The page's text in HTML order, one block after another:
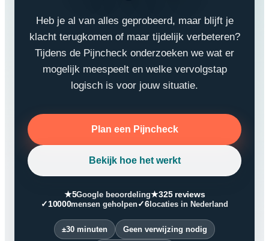
Heb je al van alles geprobeerd, maar blijft je
klacht terugkomen of maar tijdelijk verbeteren?
Tijdens de Pijncheck onderzoeken we wat er
mogelijk meespeelt en welke vervolgstap
logisch is voor jouw situatie.
Plan een Pijncheck
Bekijk hoe het werkt
★5Google beoordeling★325 reviews
✓10000mensen geholpen✓6locaties in Nederland
±30 minuten Geen verwijzing nodig